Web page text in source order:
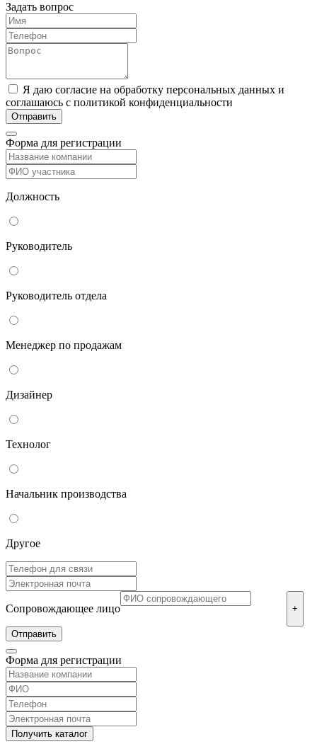
Задать вопрос
Я даю согласие на обработку персональных данных и
соглашаюсь с политикой конфиденциальности
Форма для регистрации
Должность
Руководитель
Руководитель отдела
Менеджер по продажам
Дизайнер
Технолог
Начальник производства
Другое
Сопровождающее лицо +
Форма для регистрации